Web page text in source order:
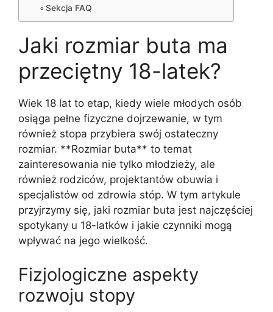
Sekcja FAQ
Jaki rozmiar buta ma
przeciętny 18-latek?
Wiek 18 lat to etap, kiedy wiele młodych osób
osiąga pełne fizyczne dojrzewanie, w tym
również stopa przybiera swój ostateczny
rozmiar. **Rozmiar buta** to temat
zainteresowania nie tylko młodzieży, ale
również rodziców, projektantów obuwia i
specjalistów od zdrowia stóp. W tym artykule
przyjrzymy się, jaki rozmiar buta jest najczęściej
spotykany u 18-latków i jakie czynniki mogą
wpływać na jego wielkość.
Fizjologiczne aspekty
rozwoju stopy